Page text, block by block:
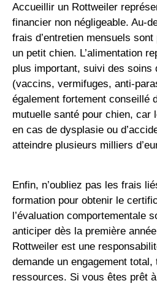
Accueillir un Rottweiler
financier non négligeable. Au-
frais d’entretien mensuels
un petit chien. L’alimentation
plus important, suivi des soins
(vaccins, vermifuges, anti-
également fortement conseillé
mutuelle santé pour chien, car
en cas de dysplasie ou
atteindre plusieurs milliers
Enfin, n’oubliez pas les frais
formation pour obtenir le
l’évaluation comportementale
anticiper dès la première
Rottweiler est une
demande un engagement total,
ressources. Si vous êtes prêt